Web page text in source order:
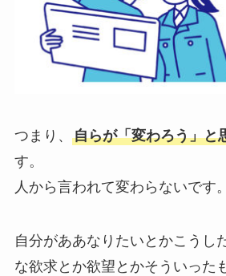
つまり、 自らが「変わろう」と
す。
人から言われて変わらないです。
自分がああなりたいとかこうし
な欲求とか欲望とかそういった